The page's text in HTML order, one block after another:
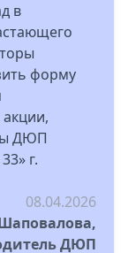
в
форму
ДЮП
г.
08.04.2026
ДЮП